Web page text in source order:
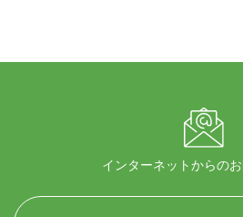
インターネットからの